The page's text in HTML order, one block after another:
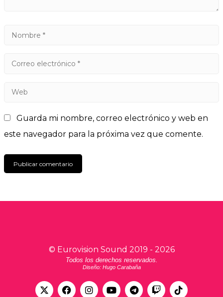
Guarda mi nombre, correo electrónico y web en
este navegador para la próxima vez que comente.
© Eurovision Sound 2019 - 2026
Todos los derechos reservados.
Diseño: Hugo Carabaña